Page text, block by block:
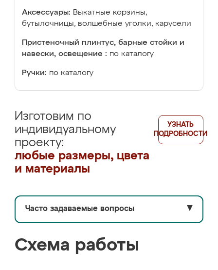
Аксессуары: Выкатные корзины,
бутылочницы, волшебные уголки, карусели
Пристеночный плинтус, барные стойки и
навески, освещение : по каталогу
Ручки: по каталогу
Изготовим по
индивидуальному
проекту:
любые размеры, цвета
и материалы
УЗНАТЬ
ПОДРОБНОСТИ
Часто задаваемые вопросы ▼
Схема работы